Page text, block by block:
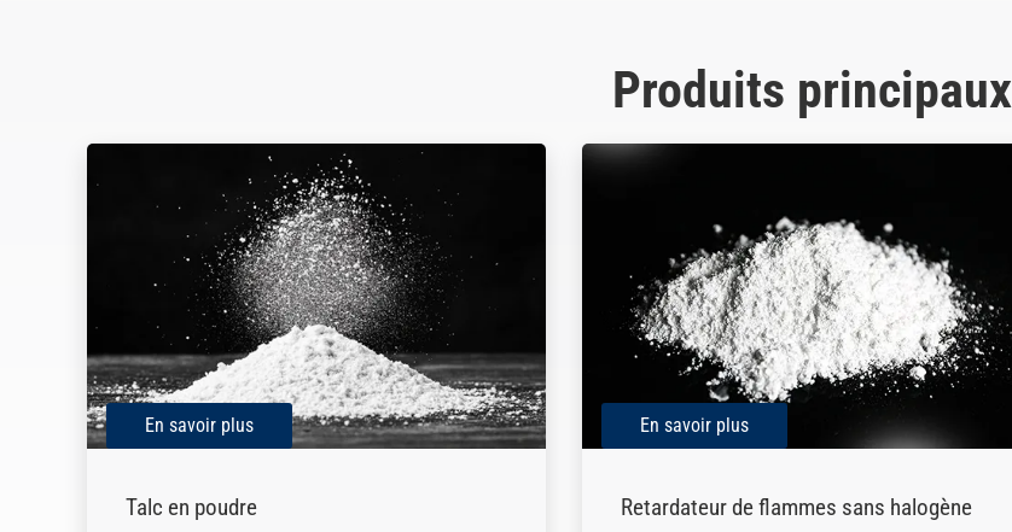
Produits principaux
En savoir plus
Talc en poudre
En savoir plus
Retardateur de flammes sans halogène